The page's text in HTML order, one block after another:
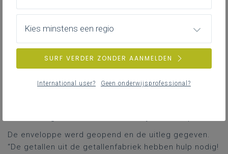
Grote rekendag 2023
Startmoment met de hele school
In de dagen voor de rekendag hingen er op
verschillende plaatsen op school getallenmannetjes
op die om hulp riepen. Niemand wist wat dit te
De enveloppe werd geopend en de uitleg gegeven.
“De getallen uit de getallenfabriek hebben hulp nodig!
Kies minstens een regio
SURF VERDER ZONDER AANMELDEN
International user? Geen onderwijsprofessional?